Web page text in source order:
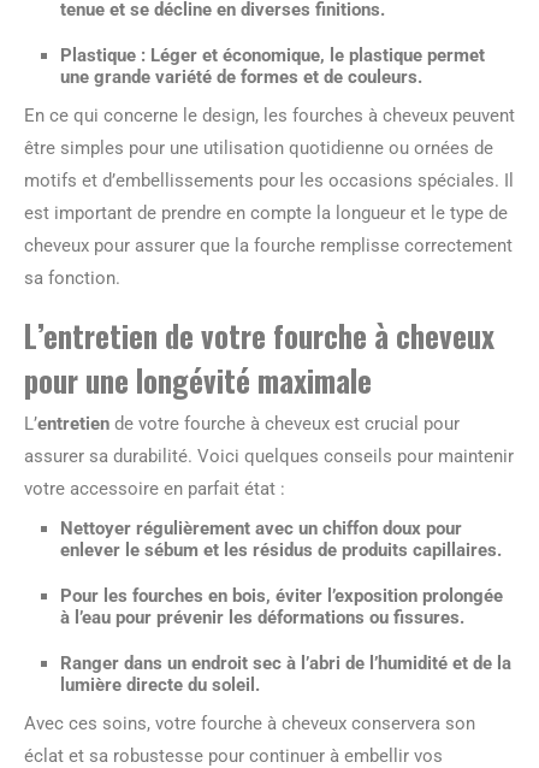
tenue et se décline en diverses finitions.
Plastique : Léger et économique, le plastique permet
une grande variété de formes et de couleurs.
En ce qui concerne le design, les fourches à cheveux peuvent
être simples pour une utilisation quotidienne ou ornées de
motifs et d’embellissements pour les occasions spéciales. Il
est important de prendre en compte la longueur et le type de
cheveux pour assurer que la fourche remplisse correctement
sa fonction.
L’entretien de votre fourche à cheveux
pour une longévité maximale
L’entretien de votre fourche à cheveux est crucial pour
assurer sa durabilité. Voici quelques conseils pour maintenir
votre accessoire en parfait état :
Nettoyer régulièrement avec un chiffon doux pour
enlever le sébum et les résidus de produits capillaires.
Pour les fourches en bois, éviter l’exposition prolongée
à l’eau pour prévenir les déformations ou fissures.
Ranger dans un endroit sec à l’abri de l’humidité et de la
lumière directe du soleil.
Avec ces soins, votre fourche à cheveux conservera son
éclat et sa robustesse pour continuer à embellir vos